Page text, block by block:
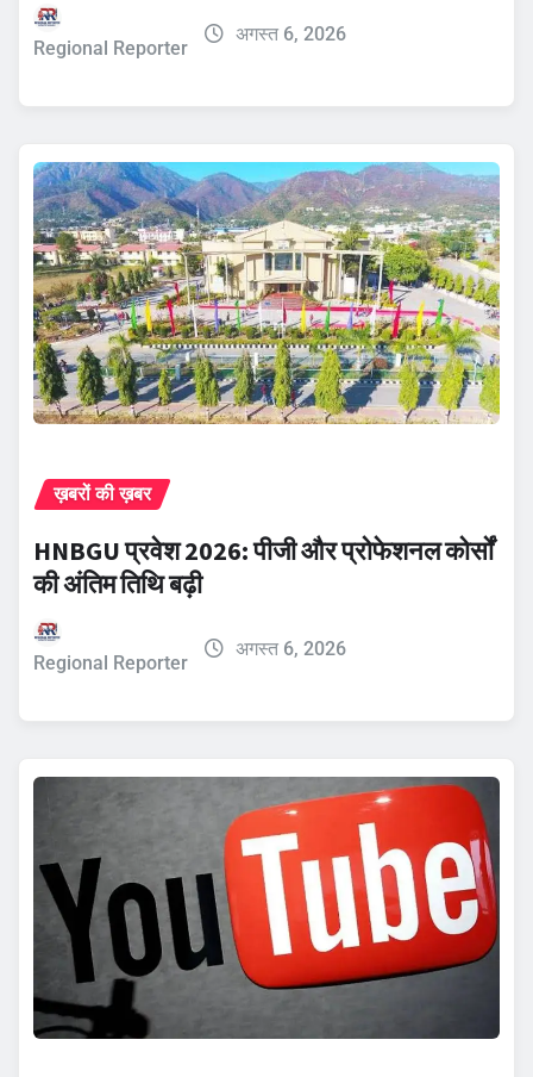
Regional Reporter
अगस्त 6, 2026
ख़बरों की ख़बर
HNBGU प्रवेश 2026: पीजी और प्रोफेशनल कोर्सों
की अंतिम तिथि बढ़ी
Regional Reporter
अगस्त 6, 2026